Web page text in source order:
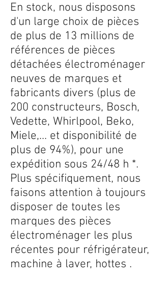
En stock, nous disposons
d'un large choix de pièces
de plus de 13 millions de
références de pièces
détachées électroménager
neuves de marques et
fabricants divers (plus de
200 constructeurs, Bosch,
Vedette, Whirlpool, Beko,
Miele,... et disponibilité de
plus de 94%), pour une
expédition sous 24/48 h *.
Plus spécifiquement, nous
faisons attention à toujours
disposer de toutes les
marques des pièces
électroménager les plus
récentes pour réfrigérateur,
machine à laver, hottes .